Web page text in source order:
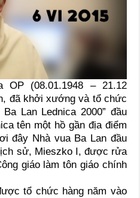
OP (08.01.1948 – 21.12
đã khởi xướng và tổ chức
Lan Lednica 2000” đầu
tên một hồ gần địa điểm
đây Nhà vua Ba Lan đầu
sử, Mieszko I, được rửa
giáo làm tôn giáo chính
tổ chức hàng năm vào